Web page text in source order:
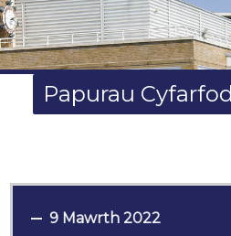
Papurau
9 Mawrth 2022